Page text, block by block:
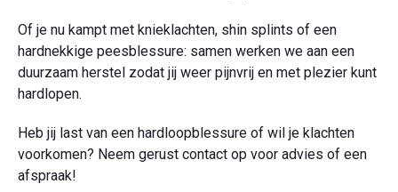
Of je nu kampt met knieklachten, shin splints of een
hardnekkige peesblessure: samen werken we aan een
duurzaam herstel zodat jij weer pijnvrij en met plezier kunt
hardlopen.
Heb jij last van een hardloopblessure of wil je klachten
voorkomen? Neem gerust contact op voor advies of een
afspraak!